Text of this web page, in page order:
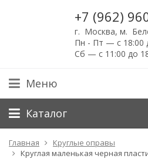
+7 (962)
г. Москва, м.
Пн - Пт — с 18:00
Сб — с 11:00 до
Меню
Каталог
Главная
Круглые оправы
Круглая маленькая черная